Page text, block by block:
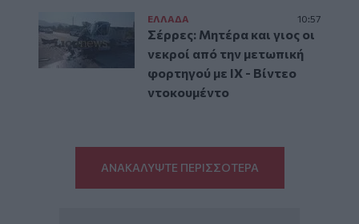
ΕΛΛAΔΑ 10:57
Σέρρες: Μητέρα και γιος οι
νεκροί από την μετωπική
φορτηγού με ΙΧ - Βίντεο
ντοκουμέντο
ΑΝΑΚΑΛΥΨΤΕ ΠΕΡΙΣΣΟΤΕΡΑ